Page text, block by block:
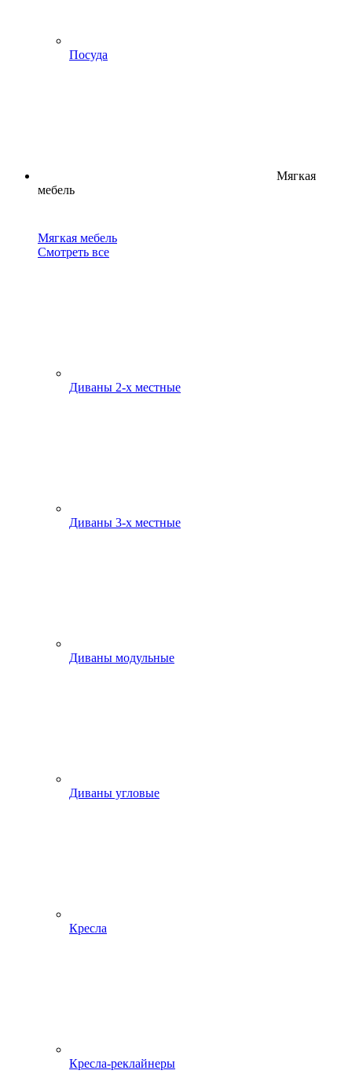
Посуда
Мягкая
мебель
Мягкая мебель
Смотреть все
Диваны 2-х местные
Диваны 3-х местные
Диваны модульные
Диваны угловые
Кресла
Кресла-реклайнеры